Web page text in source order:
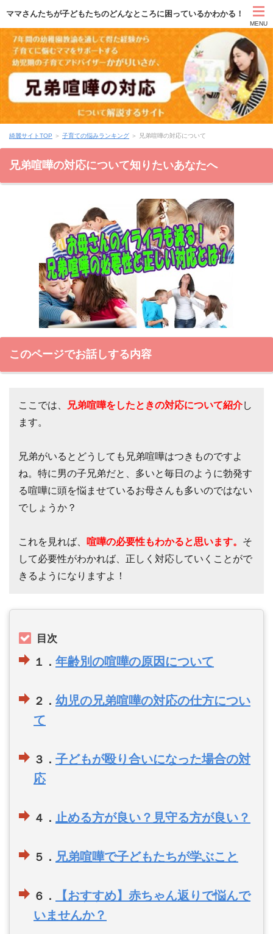
ママさんたちが子どもたちのどんなところに困っているかわかる！
MENU
TOP
無料 綺麗ママ育成講座
無料 幼児期の子育て講座
綺麗サイトTOP ＞ 子育ての悩みランキング ＞ 兄弟喧嘩の対応について
兄弟喧嘩の対応について知りたいあなたへ
このページでお話しする内容
ここでは、 兄弟喧嘩をしたときの対応について紹介し
ます。
兄弟がいるとどうしても兄弟喧嘩はつきものですよ
ね。特に男の子兄弟だと、多いと毎日のように勃発す
る喧嘩に頭を悩ませているお母さんも多いのではない
でしょうか？
これを見れば、 喧嘩の必要性もわかると思います。 そ
して必要性がわかれば、正しく対応していくことがで
きるようになりますよ！
目次
１． 年齢別の喧嘩の原因について
２． 幼児の兄弟喧嘩の対応の仕方につい
て
３． 子どもが殴り合いになった場合の対
応
４． 止める方が良い？見守る方が良い？
５． 兄弟喧嘩で子どもたちが学ぶこと
６．
【おすすめ】赤ちゃん返りで悩んで
いませんか？